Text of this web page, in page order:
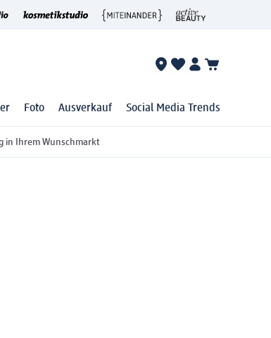
Foto Ausverkauf Social Media Trends
in Ihrem Wunschmarkt